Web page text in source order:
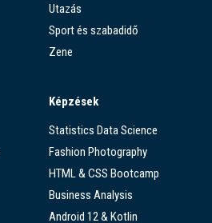
Utazás
Sport és szabadidő
Zene
Képzések
Statistics Data Science
Fashion Photography
HTML & CSS Bootcamp
Business Analysis
Android 12 & Kotlin